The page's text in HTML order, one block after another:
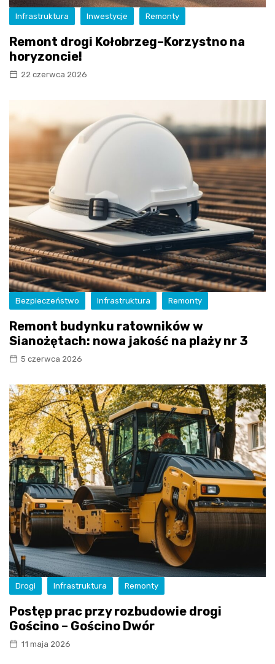
Infrastruktura Inwestycje Remonty
Remont drogi Kołobrzeg–Korzystno na
horyzoncie!
22 czerwca 2026
Bezpieczeństwo Infrastruktura Remonty
Remont budynku ratowników w
Sianożętach: nowa jakość na plaży nr 3
5 czerwca 2026
Drogi Infrastruktura Remonty
Postęp prac przy rozbudowie drogi
Gościno – Gościno Dwór
11 maja 2026